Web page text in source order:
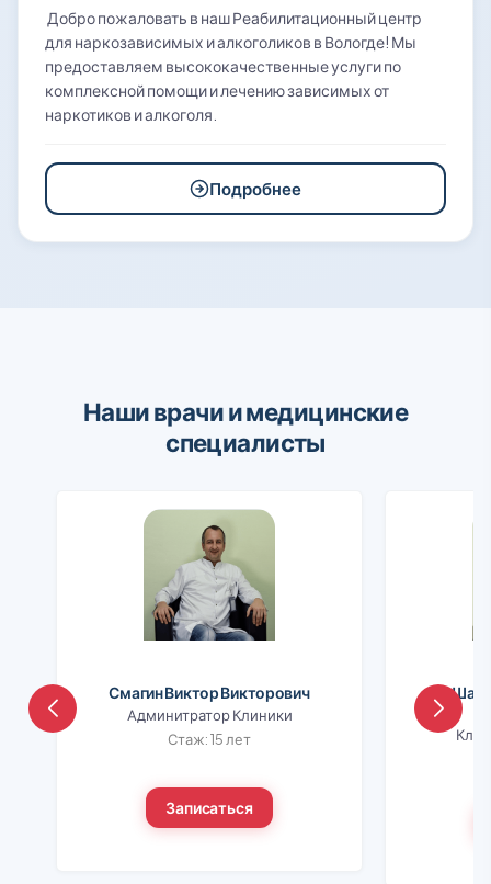
Добро пожаловать в наш Реабилитационный центр
для наркозависимых и алкоголиков в Вологде! Мы
предоставляем высококачественные услуги по
комплексной помощи и лечению зависимых от
наркотиков и алкоголя.
Подробнее
Наши врачи и медицинские
специалисты
Смагин Виктор Викторович
Админитратор Клиники
Стаж: 15 лет
Записаться